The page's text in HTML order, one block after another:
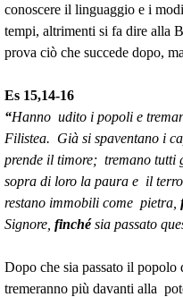
conoscere il linguaggio e i
tempi, altrimenti si fa dire alla
prova ciò che succede dopo,
Es 15,14-16
“Hanno udito i popoli e
Filistea. Già si spaventano i
prende il timore; tremano tutti
sopra di loro la paura e il
restano immobili come pietra,
Signore, finchésia passato
Dopo che sia passato il
tremeranno più davanti alla